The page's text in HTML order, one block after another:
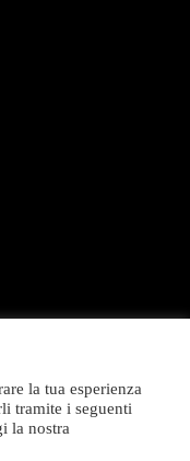
(VV)
la tua esperienza
tramite i seguenti
la nostra